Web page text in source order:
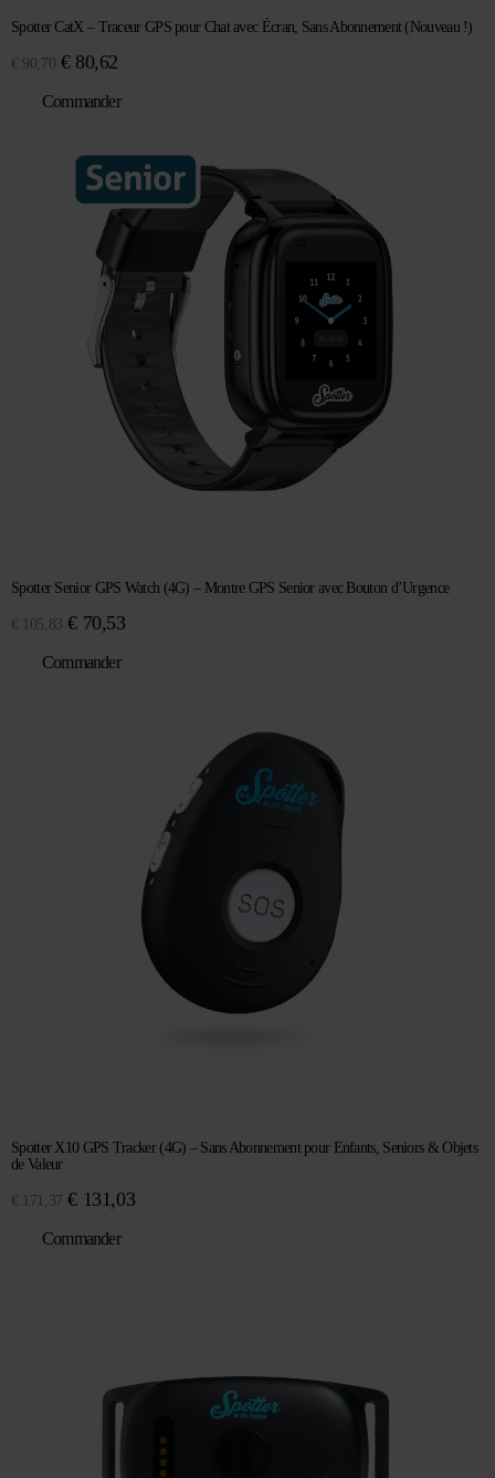
Spotter CatX – Traceur GPS pour Chat avec Écran, Sans Abonnement (Nouveau !)
€ 90,70 Le
initial
€ 90,70.
€80,62
actuel
€ 80,62.
Commander
Spotter Senior GPS Watch (4G) – Montre GPS Senior avec Bouton d’Urgence
€ 105,83 Le
initial
€ 70,53Le
Commander
Spotter X10 GPS Tracker (4G) – Sans Abonnement pour Enfants, Seniors & Objets
de Valeur
€ 171,37 Le
initial
€ 131,03Le
Commander